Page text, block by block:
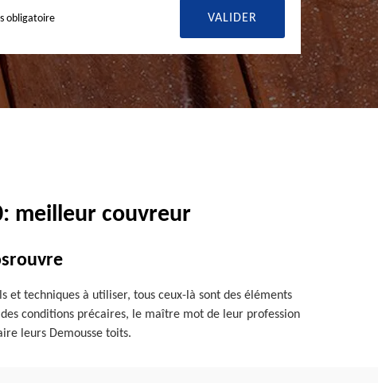
obligatoire
meilleur couvreur
techniques à utiliser, tous ceux-là sont des éléments
conditions précaires, le maître mot de leur profession
leurs Demousse toits.